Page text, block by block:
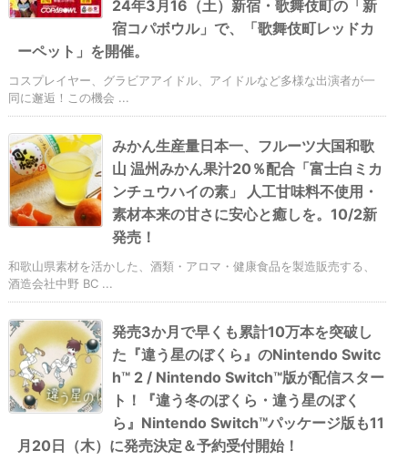
24年3月16（土）新宿・歌舞伎町の「新
宿コパボウル」で、「歌舞伎町レッドカ
ーペット」を開催。
コスプレイヤー、グラビアアイドル、アイドルなど多様な出演者が一
同に邂逅！この機会 ...
みかん生産量日本一、フルーツ大国和歌
山 温州みかん果汁20％配合「富士白ミカ
ンチュウハイの素」 人工甘味料不使用・
素材本来の甘さに安心と癒しを。10/2新
発売！
和歌山県素材を活かした、酒類・アロマ・健康食品を製造販売する、
酒造会社中野 BC ...
発売3か月で早くも累計10万本を突破し
た『違う星のぼくら』のNintendo Switc
h™ 2 / Nintendo Switch™版が配信スター
ト！『違う冬のぼくら・違う星のぼく
ら』Nintendo Switch™パッケージ版も11
月20日（木）に発売決定＆予約受付開始！